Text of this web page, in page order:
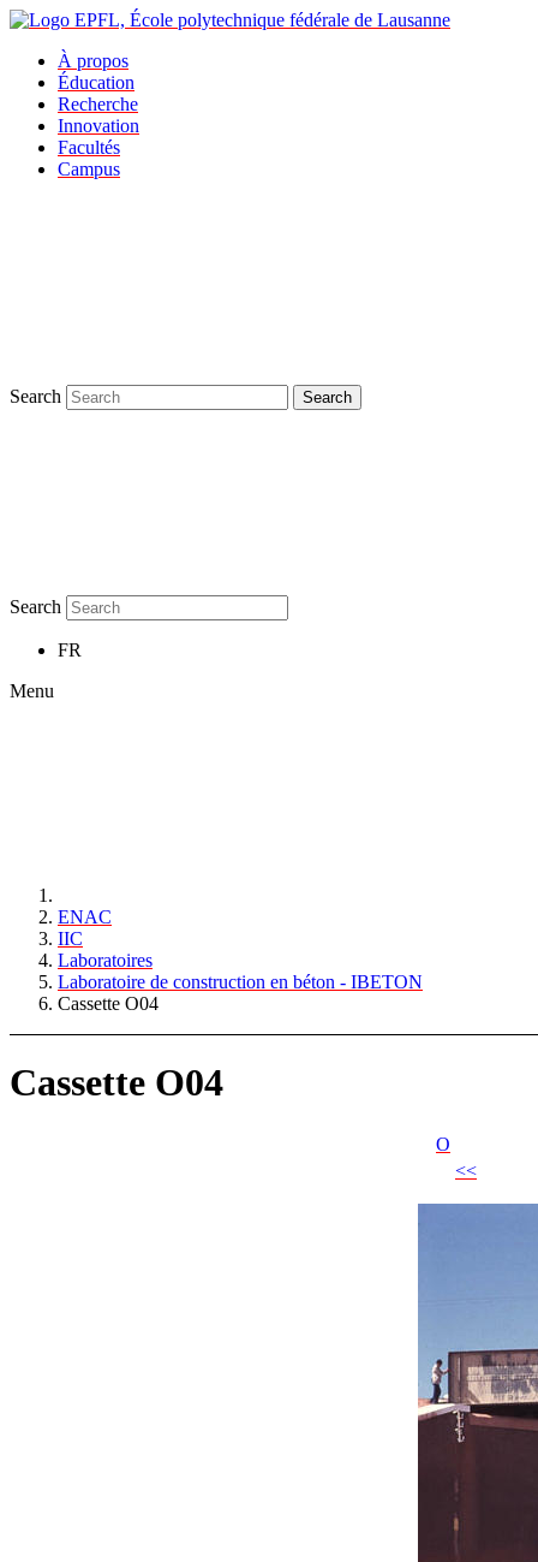
À propos
Éducation
Recherche
Innovation
Facultés
Campus
Search Search
Search
FR
Menu
ENAC
IIC
Laboratoires
Laboratoire de construction en béton - IBETON
Cassette O04
Cassette O04
O
<<